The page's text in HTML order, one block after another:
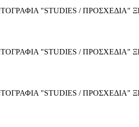
"STUDIES /
"STUDIES /
"STUDIES /